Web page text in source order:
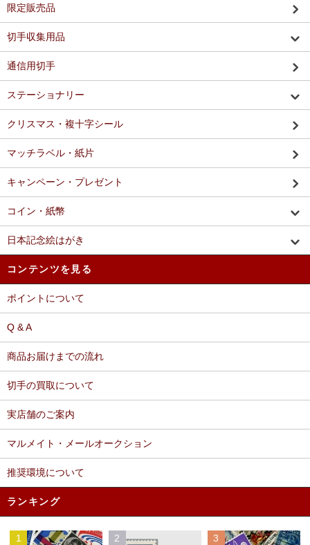
限定販売品
切手収集用品
通信用切手
ステーショナリー
クリスマス・複十字シール
マッチラベル・紙片
キャンペーン・プレゼント
コイン・紙幣
日本記念絵はがき
コンテンツを見る
ポイントについて
Q & A
商品お届けまでの流れ
切手の買取について
実店舗のご案内
マルメイト・メールオークション
推奨環境について
ランキング
1 2 3